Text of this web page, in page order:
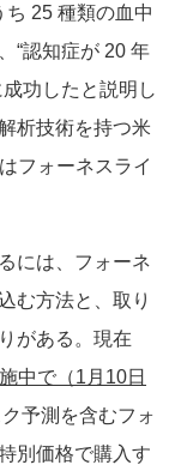
25 種類の血中
“認知症が 20 年
功したと説明し
析技術を持つ米
フォーネスライ
には、フォーネ
む方法と、取り
がある。現在
中で（1月10日
予測を含むフォ
別価格で購入す